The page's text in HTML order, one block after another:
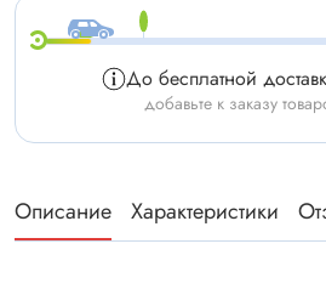
До бесплатной
добавьте к заказу
Описание Характеристики